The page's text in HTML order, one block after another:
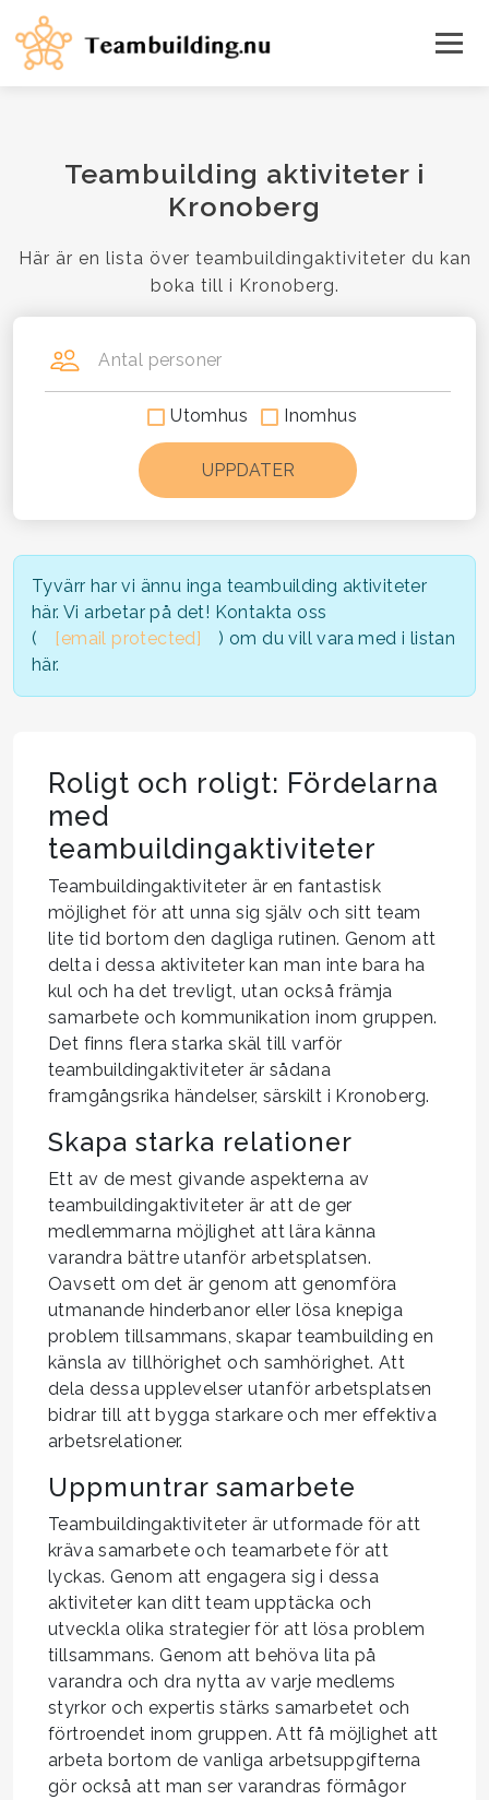
Teambuilding aktiviteter i
Kronoberg
Här är en lista över teambuildingaktiviteter du kan
boka till i Kronoberg.
Antal personer
Utomhus Inomhus
Tyvärr har vi ännu inga teambuilding aktiviteter
här. Vi arbetar på det! Kontakta oss
(
[email protected]
) om du vill vara med i listan
här.
Roligt och roligt: Fördelarna
med
teambuildingaktiviteter
Teambuildingaktiviteter är en fantastisk
möjlighet för att unna sig själv och sitt team
lite tid bortom den dagliga rutinen. Genom att
delta i dessa aktiviteter kan man inte bara ha
kul och ha det trevligt, utan också främja
samarbete och kommunikation inom gruppen.
Det finns flera starka skäl till varför
teambuildingaktiviteter är sådana
framgångsrika händelser, särskilt i Kronoberg.
Skapa starka relationer
Ett av de mest givande aspekterna av
teambuildingaktiviteter är att de ger
medlemmarna möjlighet att lära känna
varandra bättre utanför arbetsplatsen.
Oavsett om det är genom att genomföra
utmanande hinderbanor eller lösa knepiga
problem tillsammans, skapar teambuilding en
känsla av tillhörighet och samhörighet. Att
dela dessa upplevelser utanför arbetsplatsen
bidrar till att bygga starkare och mer effektiva
arbetsrelationer.
Uppmuntrar samarbete
Teambuildingaktiviteter är utformade för att
kräva samarbete och teamarbete för att
lyckas. Genom att engagera sig i dessa
aktiviteter kan ditt team upptäcka och
utveckla olika strategier för att lösa problem
tillsammans. Genom att behöva lita på
varandra och dra nytta av varje medlems
styrkor och expertis stärks samarbetet och
förtroendet inom gruppen. Att få möjlighet att
arbeta bortom de vanliga arbetsuppgifterna
gör också att man ser varandras förmågor